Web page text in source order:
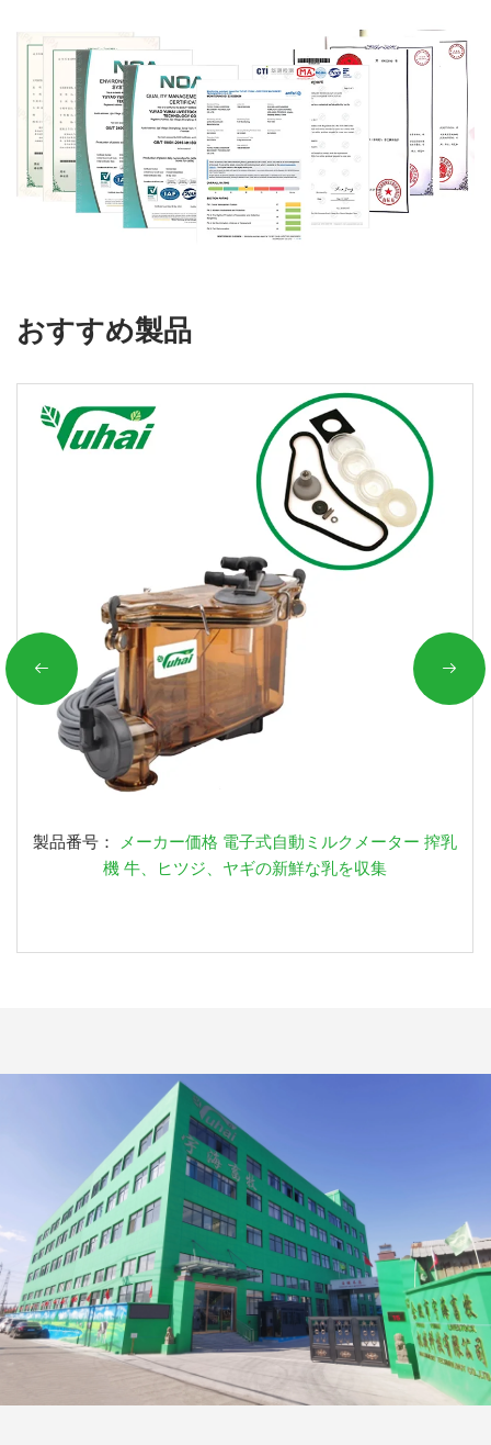
おすすめ製品
製品番号：
メーカー価格 電子式自動ミルクメーター 搾乳
機 牛、ヒツジ、ヤギの新鮮な乳を収集